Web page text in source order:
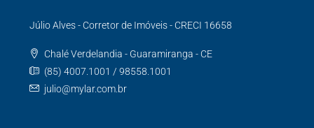
Júlio Alves - Corretor de Imóveis - CRECI 16658
Chalé Verdelandia - Guaramiranga - CE
(85) 4007.1001 / 98558.1001
julio@mylar.com.br